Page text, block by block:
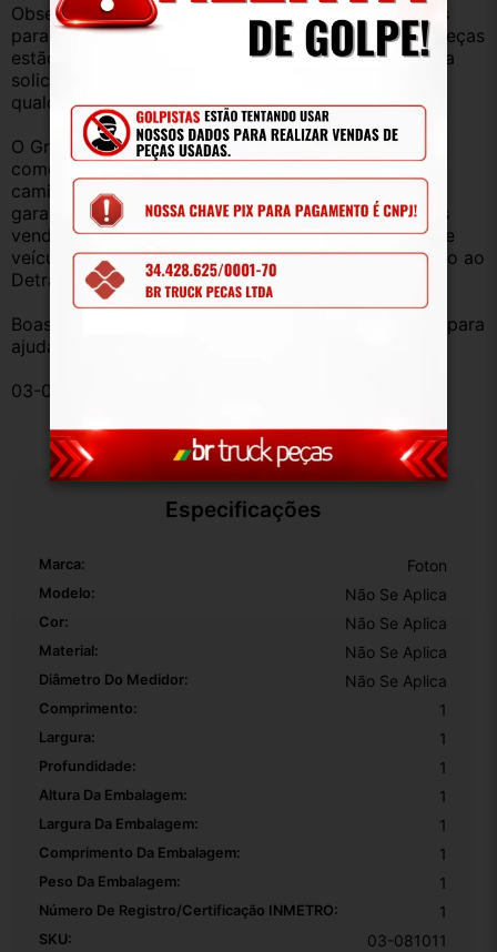
Observação: Considerando que recebemos veículos
para retirada de peças diariamente, nem todas as peças
estão anunciadas, desta forma, fique à vontade para
solicitar qualquer peça, de qualquer veículo, em
qualquer um de nossos anúncios.
O Grupo Br Truck Peças está há 25 anos
comercializando peças para caminhões, vans,
caminhonetes, automóveis e utilitários. Todas com
garantia de procedência e funcionamento. Produtos
vendidos somente com Nota Fiscal e proveniente de
veículo sucata – TODOS devidamente baixados junto ao
Detran.
Boas compras e sempre que precisar estamos aqui para
ajudar!
03-081011
Especificações
Marca: Foton
Modelo: Não Se Aplica
Cor: Não Se Aplica
Material: Não Se Aplica
Diâmetro Do Medidor: Não Se Aplica
Comprimento: 1
Largura: 1
Profundidade: 1
Altura Da Embalagem: 1
Largura Da Embalagem: 1
Comprimento Da Embalagem: 1
Peso Da Embalagem: 1
Número De Registro/certificação INMETRO: 1
SKU: 03-081011